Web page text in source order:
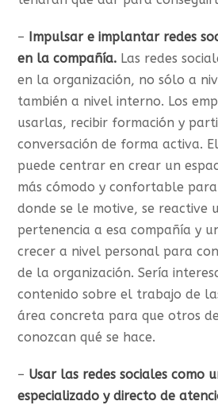
–
Impulsar e implantar redes
en la compañía. Las redes
en la organización, no sólo a
también a nivel interno. Los
usarlas, recibir formación y
conversación de forma activa.
puede centrar en crear un
más cómodo y confortable
donde se le motive, se reactive
pertenencia a esa compañía y
crecer a nivel personal para
de la organización. Sería
contenido sobre el trabajo de
área concreta para que otros
conozcan qué se hace.
– Usar las redes sociales como
especializado y directo de